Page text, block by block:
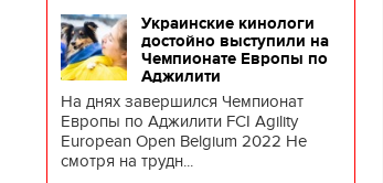
Украинские кинологи
достойно выступили на
Чемпионате Европы по
Аджилити
На днях завершился Чемпионат
Европы по Аджилити FCI Agility
European Open Belgium 2022 Не
смотря на трудн...